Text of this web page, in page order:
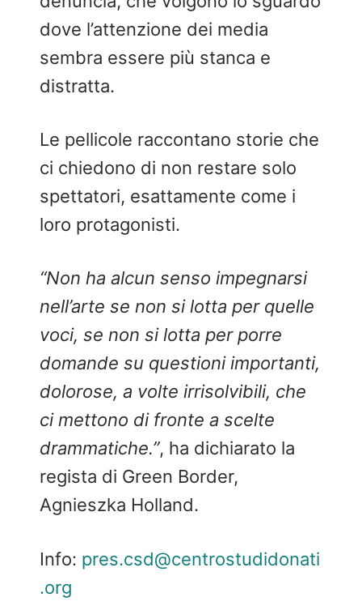
dove l’attenzione dei media
sembra essere più stanca e
distratta.
Le pellicole raccontano storie che
ci chiedono di non restare solo
spettatori, esattamente come i
loro protagonisti.
“Non ha alcun senso impegnarsi
nell’arte se non si lotta per quelle
voci, se non si lotta per porre
domande su questioni importanti,
dolorose, a volte irrisolvibili, che
ci mettono di fronte a scelte
drammatiche.”, ha dichiarato la
regista di Green Border,
Agnieszka Holland.
Info: pres.csd@centrostudidonati
.org